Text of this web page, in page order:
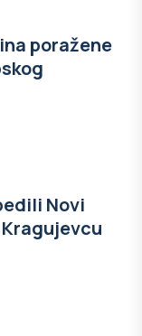
poražene
Novi